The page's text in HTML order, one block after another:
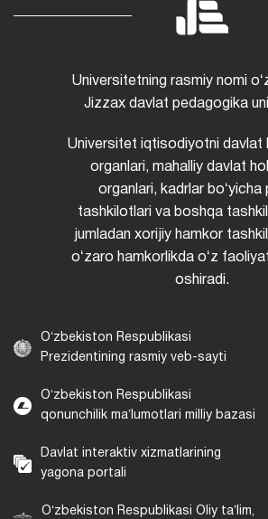
Universitetning rasmiy nomi
Jizzax davlat pedagogika
Universitet iqtisodiyotni davlat
organlari, mahalliy davlat
organlari, kadrlar boʻyicha
tashkilotlari va boshqa
jumladan xorijiy hamkor
oʻzaro hamkorlikda oʻz
oshiradi.
Oʻzbekiston Respublikasi
Prezidentining rasmiy veb-sayti
Oʻzbekiston Respublikasi
qonunchilik maʼlumotlari milliy bazasi
Davlat interaktiv xizmatlarining
yagona portali
Oʻzbekiston Respublikasi Oliy taʼlim,